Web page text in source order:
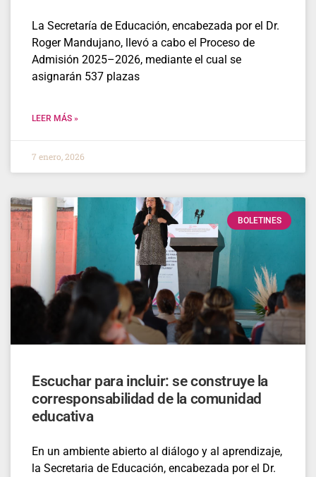
La Secretaría de Educación, encabezada por el Dr.
Roger Mandujano, llevó a cabo el Proceso de
Admisión 2025–2026, mediante el cual se
asignarán 537 plazas
LEER MÁS »
7 enero, 2026
BOLETINES
Escuchar para incluir: se construye la
corresponsabilidad de la comunidad
educativa
En un ambiente abierto al diálogo y al aprendizaje,
la Secretaria de Educación, encabezada por el Dr.